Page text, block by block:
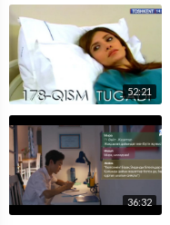
52:21
36:32